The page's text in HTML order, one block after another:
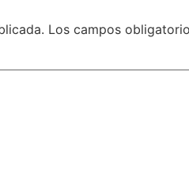
Los campos